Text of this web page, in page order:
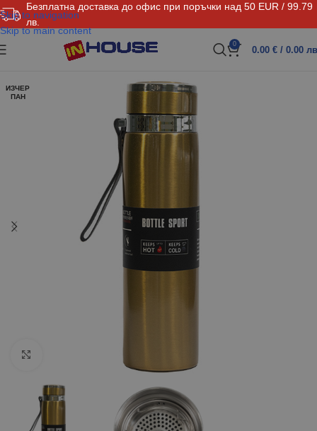
Безплатна доставка до офис при поръчки над 50 EUR / 99.79
лв.
Skip to navigation
Skip to main content
0
0.00 € / 0.00
ИЗЧЕР
ПАН